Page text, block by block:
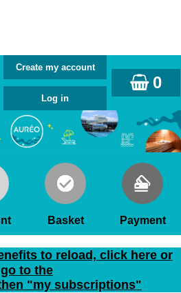
0
Basket Payment
to reload, click here or
go to the
"my subscriptions"